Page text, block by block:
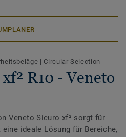
| Circular Selection
R10 - Veneto
Veneto Sicuro xf² sorgt für
ideale Lösung für Bereiche,